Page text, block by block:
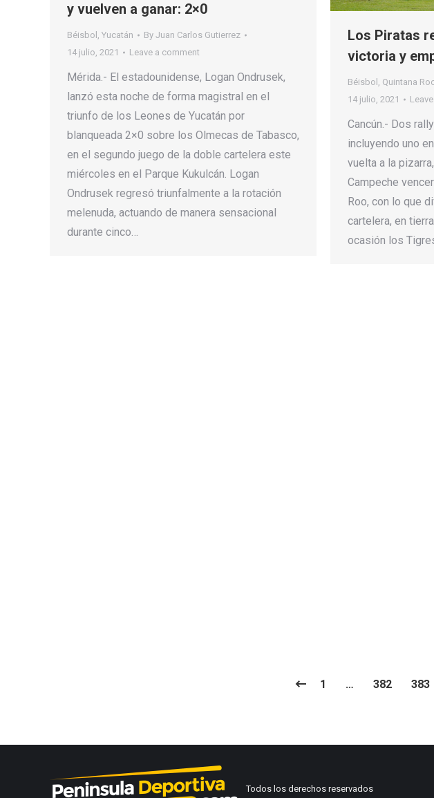
y vuelven a ganar: 2×0
Béisbol , Yucatán By Juan Carlos Gutierrez
14 julio, 2021
Leave a comment
Mérida.- El estadounidense, Logan Ondrusek,
lanzó esta noche de forma magistral en el
triunfo de los Leones de Yucatán por
blanqueada 2×0 sobre los Olmecas de Tabasco,
en el segundo juego de la doble cartelera este
miércoles en el Parque Kukulcán. Logan
Ondrusek regresó triunfalmente a la rotación
melenuda, actuando de manera sensacional
durante cinco…
Los Piratas
victoria y
Béisbol , Quintana
14 julio, 2021
Cancún.- Dos
incluyendo uno
vuelta a la
Campeche
Roo, con lo que
cartelera, en
ocasión los
1 … 382 383
Todos los derechos reservados